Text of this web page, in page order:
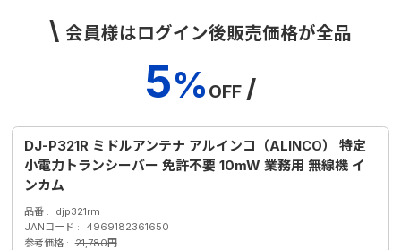
\ 会員様はログイン後販売価格が全品
5% OFF /
DJ-P321R ミドルアンテナ アルインコ（ALINCO） 特定
小電力トランシーバー 免許不要 10mW 業務用 無線機 イ
ンカム
品番
djp321rm
JANコード
4969182361650
参考価格
21,780円